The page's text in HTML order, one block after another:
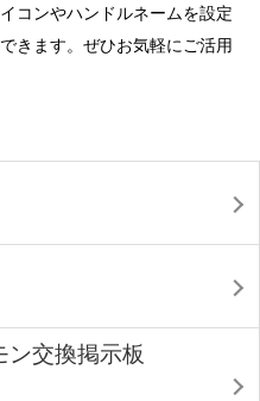
コンやハンドルネームを設定
きます。ぜひお気軽にご活用
交換掲示板